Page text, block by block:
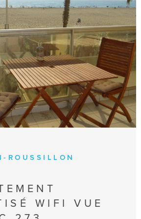
ROUSSILLON
WIFI VUE
LE BIEN